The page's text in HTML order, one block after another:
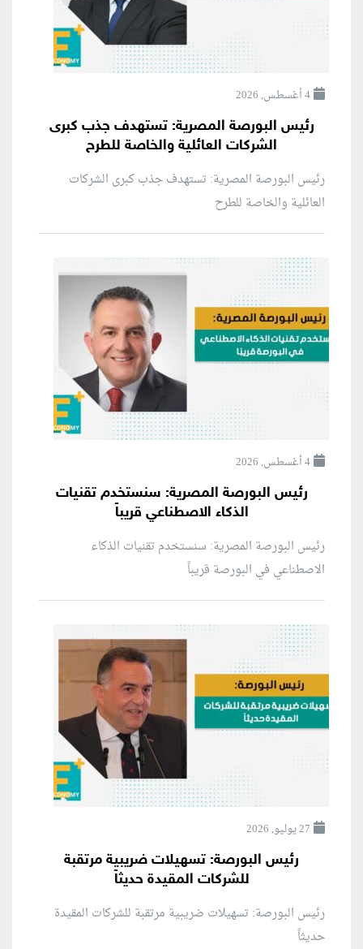
4 أغسطس, 2026
رئيس البورصة المصرية: تستهدف جذب كبرى
الشركات العائلية والخاصة للطرح
رئيس البورصة المصرية: تستهدف جذب كبرى الشركات
العائلية والخاصة للطرح
4 أغسطس, 2026
رئيس البورصة المصرية: سنستخدم تقنيات
الذكاء الاصطناعي قريباً
رئيس البورصة المصرية: سنستخدم تقنيات الذكاء
الاصطناعي في البورصة قريباً
27 يوليو, 2026
رئيس البورصة: تسهيلات ضريبية مرتقبة
للشركات المقيدة حديثاً
رئيس البورصة: تسهيلات ضريبية مرتقبة للشركات المقيدة
حديثاً